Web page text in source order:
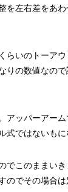
を左右差をあ
らいのトーア
りの数値なの
アッパーアー
式ではないもに
でこのままい
のでその場合は